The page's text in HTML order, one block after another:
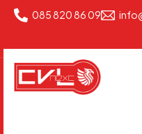
085 820 86 09